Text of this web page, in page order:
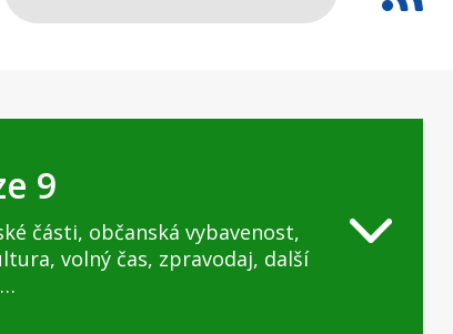
9
části, občanská vybavenost,
volný čas, zpravodaj, další